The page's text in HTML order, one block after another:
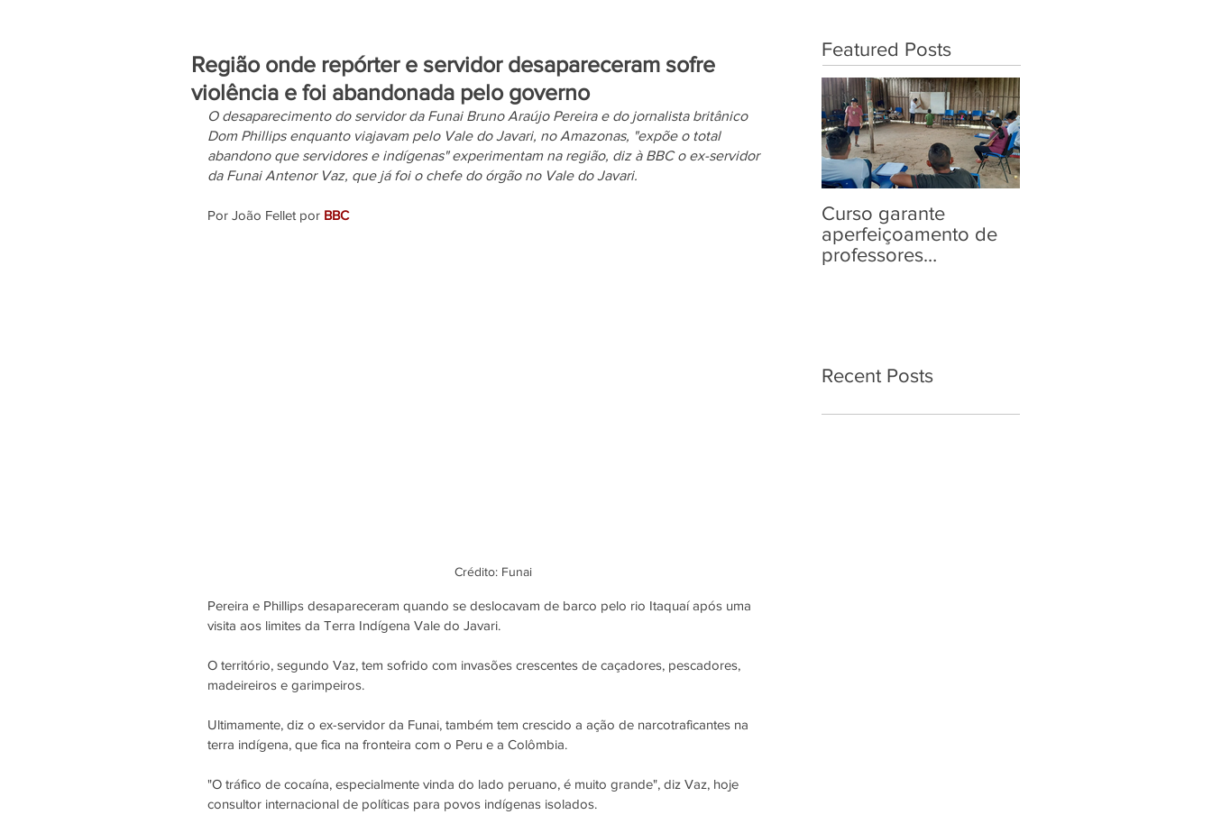
Região onde repórter e servidor desapareceram sofre
violência e foi abandonada pelo governo
O desaparecimento do servidor da Funai Bruno Araújo Pereira e do jornalista britânico
Dom Phillips enquanto viajavam pelo Vale do Javari, no Amazonas, "expõe o total
abandono que servidores e indígenas" experimentam na região, diz à BBC o ex-servidor
da Funai Antenor Vaz, que já foi o chefe do órgão no Vale do Javari.
Por João Fellet por BBC
Crédito: Funai
Pereira e Phillips desapareceram quando se deslocavam de barco pelo rio Itaquaí após uma
visita aos limites da Terra Indígena Vale do Javari.
O território, segundo Vaz, tem sofrido com invasões crescentes de caçadores, pescadores,
madeireiros e garimpeiros.
Ultimamente, diz o ex-servidor da Funai, também tem crescido a ação de narcotraficantes na
terra indígena, que fica na fronteira com o Peru e a Colômbia.
"O tráfico de cocaína, especialmente vinda do lado peruano, é muito grande", diz Vaz, hoje
consultor internacional de políticas para povos indígenas isolados.
Featured Posts
Curso garante
aperfeiçoamento de
professores
Recent Posts